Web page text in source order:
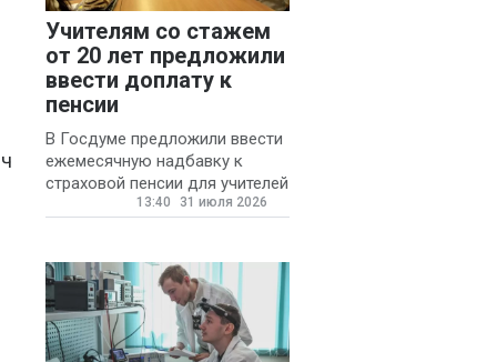
Учителям со стажем
от 20 лет предложили
ввести доплату к
пенсии
В Госдуме предложили ввести
ежемесячную надбавку к
страховой пенсии для учителей
государственных и
13:40 31 июля 2026